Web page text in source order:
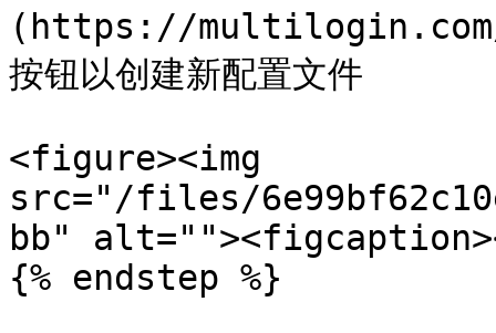
(https://multilogin.com/
按钮以创建新配置文件
<figure><img
src="/files/
bb"
{% endstep %}